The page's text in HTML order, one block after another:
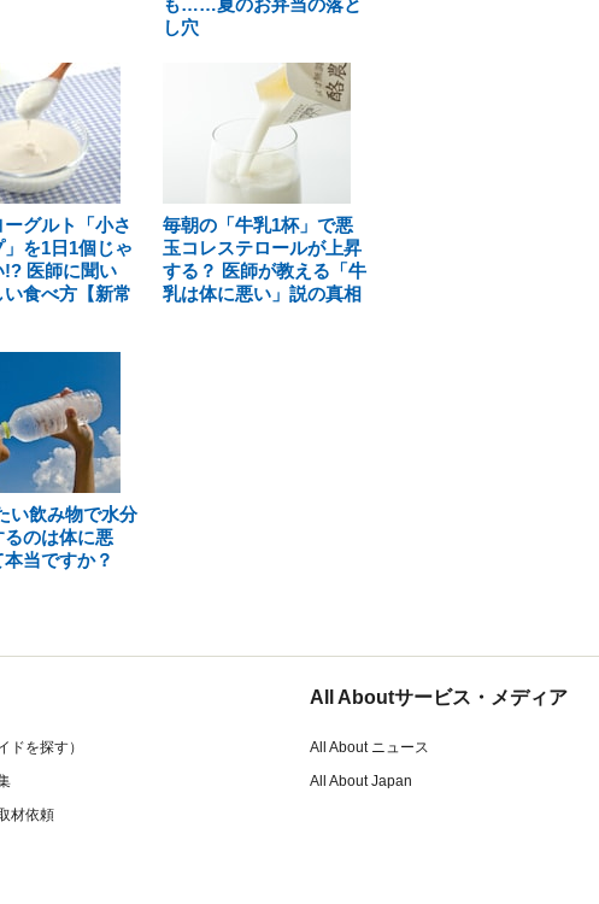
も……夏のお弁当の落と
し穴
グルト「小さ
を1日1個じゃ
!? 医師に聞い
い食べ方【新常
毎朝の「牛乳1杯」で悪
玉コレステロールが上昇
する？ 医師が教える「牛
乳は体に悪い」説の真相
い飲み物で水分
るのは体に悪
当ですか？
ドを探す）
材依頼
All Aboutサービス・メディア
All About ニュース
All About Japan